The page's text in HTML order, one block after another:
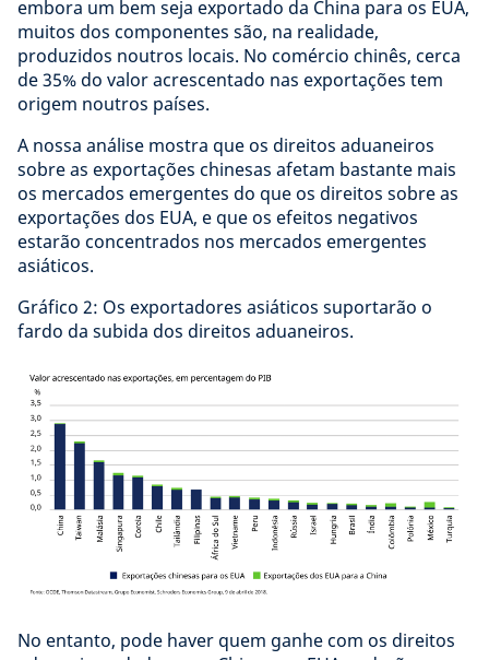
embora um bem seja exportado da China para os EUA,
muitos dos componentes são, na realidade,
produzidos noutros locais. No comércio chinês, cerca
de 35% do valor acrescentado nas exportações tem
origem noutros países.
A nossa análise mostra que os direitos aduaneiros
sobre as exportações chinesas afetam bastante mais
os mercados emergentes do que os direitos sobre as
exportações dos EUA, e que os efeitos negativos
estarão concentrados nos mercados emergentes
asiáticos.
Gráfico 2: Os exportadores asiáticos suportarão o
fardo da subida dos direitos aduaneiros.
No entanto, pode haver quem ganhe com os direitos